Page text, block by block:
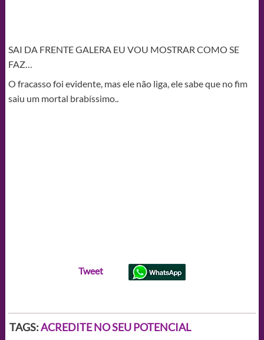
SAI DA FRENTE GALERA EU VOU MOSTRAR COMO SE
FAZ…
O fracasso foi evidente, mas ele não liga, ele sabe que no fim
saiu um mortal brabíssimo..
Tweet
TAGS:ACREDITE NO SEU POTENCIAL